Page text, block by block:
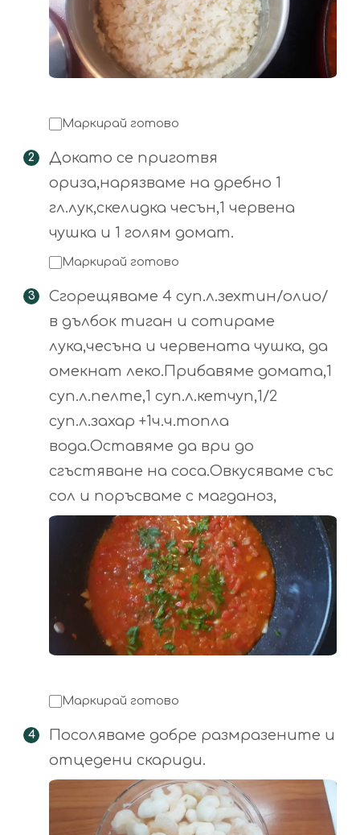
Маркирай готово
Докато се приготвя
ориза,нарязваме на дребно 1
гл.лук,скелидка чесън,1 червена
чушка и 1 голям домат.
Маркирай готово
Сгорещяваме 4 суп.л.зехтин/олио/
в дълбок тиган и сотираме
лука,чесъна и червената чушка, да
омекнат леко.Прибавяме домата,1
суп.л.пелте,1 суп.л.кетчуп,1/2
суп.л.захар +1ч.ч.топла
вода.Оставяме да ври до
сгъстяване на соса.Овкусяваме със
сол и поръсваме с магданоз,
Маркирай готово
Посоляваме добре размразените и
отцедени скариди.